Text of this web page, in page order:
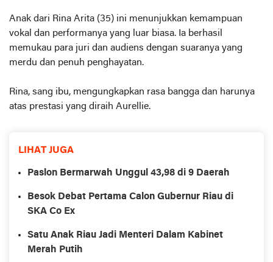
Anak dari Rina Arita (35) ini menunjukkan kemampuan
vokal dan performanya yang luar biasa. Ia berhasil
memukau para juri dan audiens dengan suaranya yang
merdu dan penuh penghayatan.
Rina, sang ibu, mengungkapkan rasa bangga dan harunya
atas prestasi yang diraih Aurellie.
LIHAT JUGA
Paslon Bermarwah Unggul 43,98 di 9 Daerah
Besok Debat Pertama Calon Gubernur Riau di
SKA Co Ex
Satu Anak Riau Jadi Menteri Dalam Kabinet
Merah Putih